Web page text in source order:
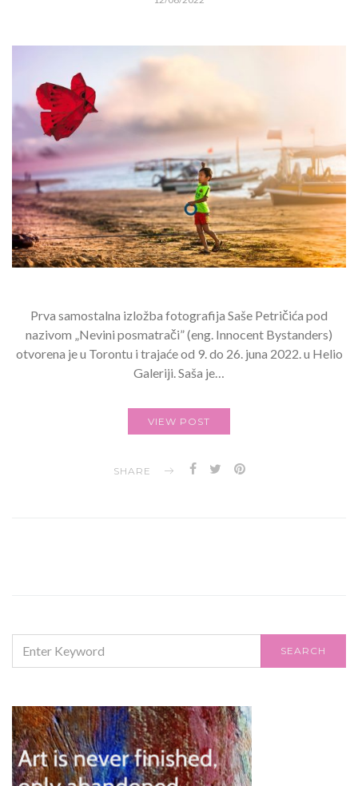
Prva samostalna izložba fotografija Saše Petričića pod
nazivom „Nevini posmatrači” (eng. Innocent Bystanders)
otvorena je u Torontu i trajaće od 9. do 26. juna 2022. u Helio
Galeriji. Saša je…
VIEW POST
SHARE
FOR:
SEARCH